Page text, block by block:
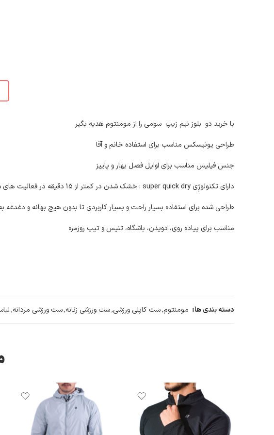
با خرید دو بلوز نیم زیپ سومی را از مومنتوم هدیه بگیر
طراحی یونیسکس مناسب برای استفاده خانم و آقا
جنس فیلیس مناسب برای اوایل فصل بهار و پاییز
دارای تکنولوژِی super quick dry : خشک شدن در کمتر از 15 دقیقه در فعالیت های سخت ورزشی
طراحی شده برای استفاده بسیار راحت و بسیار کاربردی تا بدون هیچ بهانه و دغدغه
مناسب برای پیاده روی، دویدن، باشگاه، تنیس و تیپ روزمزه
دسته بندی ها: مومنتوم,ست کاپلی ورزشی,ست ورزشی زنانه,ست ورزشی مردانه,